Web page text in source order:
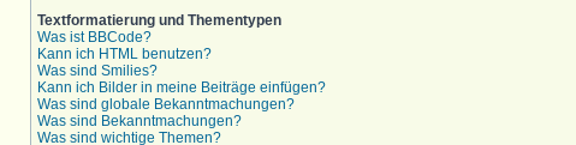
Textformatierung und Thementypen
Was ist BBCode?
Kann ich HTML benutzen?
Was sind Smilies?
Kann ich Bilder in meine Beiträge einfügen?
Was sind globale Bekanntmachungen?
Was sind Bekanntmachungen?
Was sind wichtige Themen?